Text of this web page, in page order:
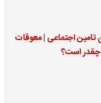
اجتماعی | معوقات
است؟